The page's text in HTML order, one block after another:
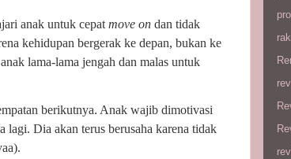
anak untuk cepat move on dan tidak
kehidupan bergerak ke depan, bukan ke
lama-lama jengah dan malas untuk
berikutnya. Anak wajib dimotivasi
lagi. Dia akan terus berusaha karena tidak
rak